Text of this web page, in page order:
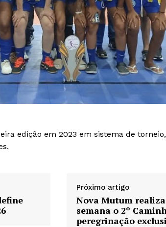
edição em 2023 em sistema de
Próximo artigo
Nova Mutum
semana o 2º
peregrinação